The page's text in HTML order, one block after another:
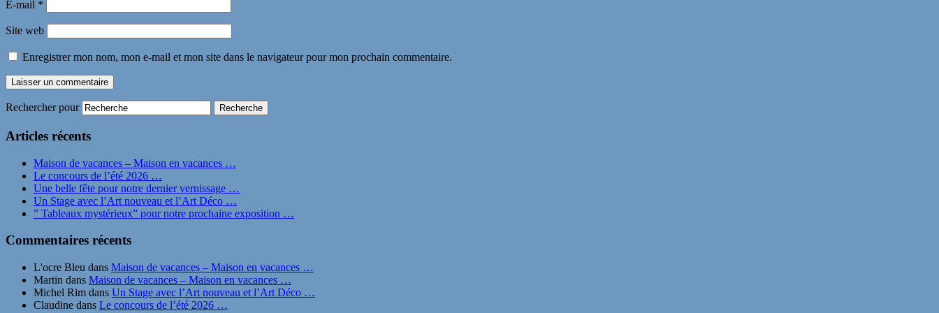
E-mail *
Site web
Enregistrer mon nom, mon e-mail et mon site dans le navigateur pour mon prochain commentaire.
Rechercher pour
Articles récents
Maison de vacances – Maison en vacances …
Le concours de l’été 2026 …
Une belle fête pour notre dernier vernissage …
Un Stage avec l’Art nouveau et l’Art Déco …
” Tableaux mystérieux” pour notre prochaine exposition …
Commentaires récents
L'ocre Bleu dans Maison de vacances – Maison en vacances …
Martin dans Maison de vacances – Maison en vacances …
Michel Rim dans Un Stage avec l’Art nouveau et l’Art Déco …
Claudine dans Le concours de l’été 2026 …